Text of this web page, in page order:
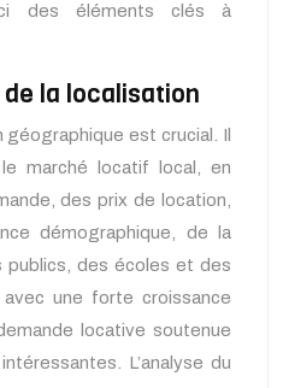
des éléments clés à
la localisation
géographique est crucial. Il
marché locatif local, en
des prix de location,
démographique, de la
des écoles et des
une forte croissance
locative soutenue
L’analyse du